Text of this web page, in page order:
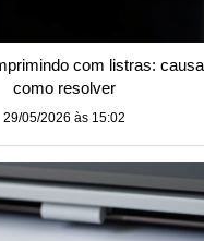
com listras:
como resolver
29/05/2026 às 15:02